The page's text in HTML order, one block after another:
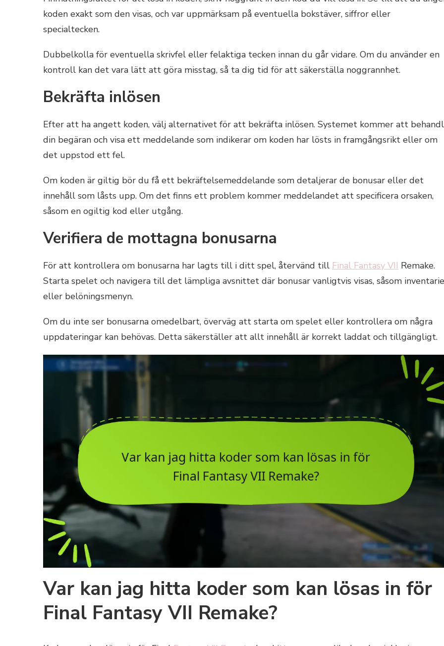
koden exakt som den visas, och var uppmärksam på eventuella bokstäver, siffror eller
specialtecken.
Dubbelkolla för eventuella skrivfel eller felaktiga tecken innan du går vidare. Om du använder en
kontroll kan det vara lätt att göra misstag, så ta dig tid för att säkerställa noggrannhet.
Bekräfta inlösen
Efter att ha angett koden, välj alternativet för att bekräfta inlösen. Systemet kommer att
din begäran och visa ett meddelande som indikerar om koden har lösts in framgångsrikt eller om
det uppstod ett fel.
Om koden är giltig bör du få ett bekräftelsemeddelande som detaljerar de bonusar eller det
innehåll som låsts upp. Om det finns ett problem kommer meddelandet att specificera orsaken,
såsom en ogiltig kod eller utgång.
Verifiera de mottagna bonusarna
För att kontrollera om bonusarna har lagts till i ditt spel, återvänd till Final Fantasy VII Remake.
Starta spelet och navigera till det lämpliga avsnittet där bonusar vanligtvis visas, såsom
eller belöningsmenyn.
Om du inte ser bonusarna omedelbart, överväg att starta om spelet eller kontrollera om några
uppdateringar kan behövas. Detta säkerställer att allt innehåll är korrekt laddat och tillgängligt.
Var kan jag hitta koder som kan lösas in för
Final Fantasy VII Remake?